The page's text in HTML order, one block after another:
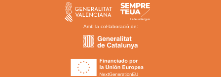
Amb la col·laboració de: